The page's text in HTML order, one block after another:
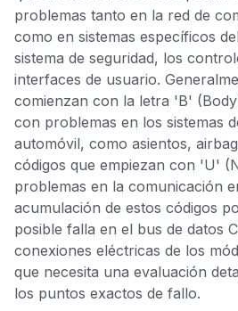
problemas tanto en la red de
como en sistemas específicos
sistema de seguridad, los
interfaces de usuario.
comienzan con la letra 'B'
con problemas en los sistemas
automóvil, como asientos,
códigos que empiezan con 'U'
problemas en la comunicación
acumulación de estos códigos
posible falla en el bus de datos
conexiones eléctricas de los
que necesita una evaluación
los puntos exactos de fallo.